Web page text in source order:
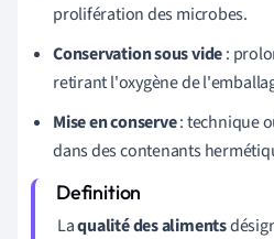
prolifération des microbes.
Conservation sous vide:
retirant l'oxygène de
Mise en conserve: technique
dans des contenants
Laqualité des aliments